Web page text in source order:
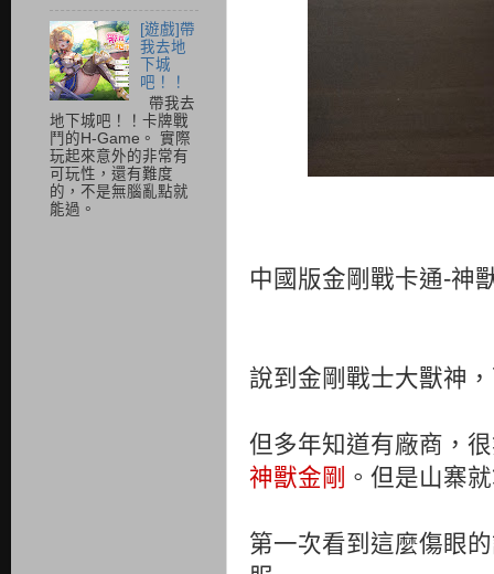
中國版金剛戰卡通-神
說到金剛戰士大獸神
但多年知道有廠商，
神獸金剛 。但是山寨
第一次看到這麼傷眼
[遊戲]帶
我去地
下城
吧！！
帶我去
地下城吧！！卡牌戰
鬥的H-Game。 實際
玩起來意外的非常有
可玩性，還有難度
的，不是無腦亂點就
能過。